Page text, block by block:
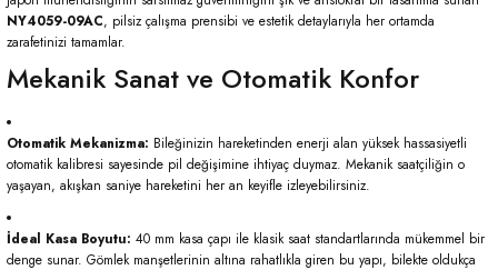
NY4059-09AC, pilsiz çalışma prensibi ve estetik detaylarıyla her ortamda
zarafetinizi tamamlar.
Mekanik Sanat ve Otomatik Konfor
Otomatik Mekanizma: Bileğinizin hareketinden enerji alan yüksek hassasiyetli
otomatik kalibresi sayesinde pil değişimine ihtiyaç duymaz. Mekanik saatçiliğin o
yaşayan, akışkan saniye hareketini her an keyifle izleyebilirsiniz.
İdeal Kasa Boyutu: 40 mm kasa çapı ile klasik saat standartlarında mükemmel bir
denge sunar. Gömlek manşetlerinin altına rahatlıkla giren bu yapı, bilekte oldukça